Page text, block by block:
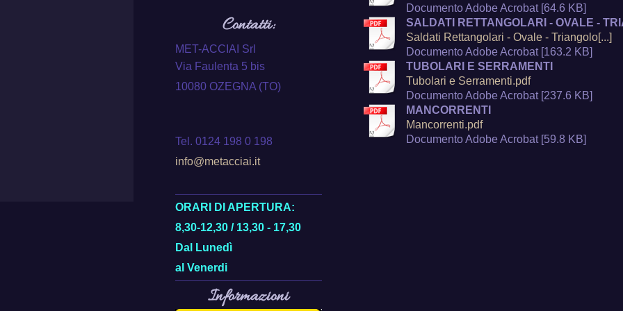
Documento Adobe Acrobat [64.6 KB]
SALDATI RETTANGOLARI - OVALE -
Saldati Rettangolari - Ovale - Triangolo[...]
Documento Adobe Acrobat [163.2 KB]
TUBOLARI E SERRAMENTI
Tubolari e Serramenti.pdf
Documento Adobe Acrobat [237.6 KB]
MANCORRENTI
Mancorrenti.pdf
Documento Adobe Acrobat [59.8 KB]
Contatti:
MET-ACCIAI Srl
Via Faulenta 5 bis
10080 OZEGNA (TO)
Tel. 0124 198 0 198
info@metacciai.it
ORARI DI APERTURA:
8,30-12,30 / 13,30 - 17,30
Dal Lunedì
al Venerdi
Informazioni